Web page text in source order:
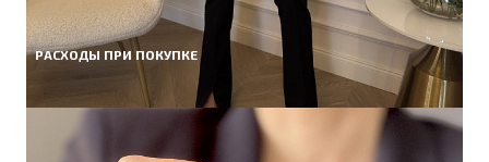
РАСХОДЫ ПРИ ПОКУПКЕ